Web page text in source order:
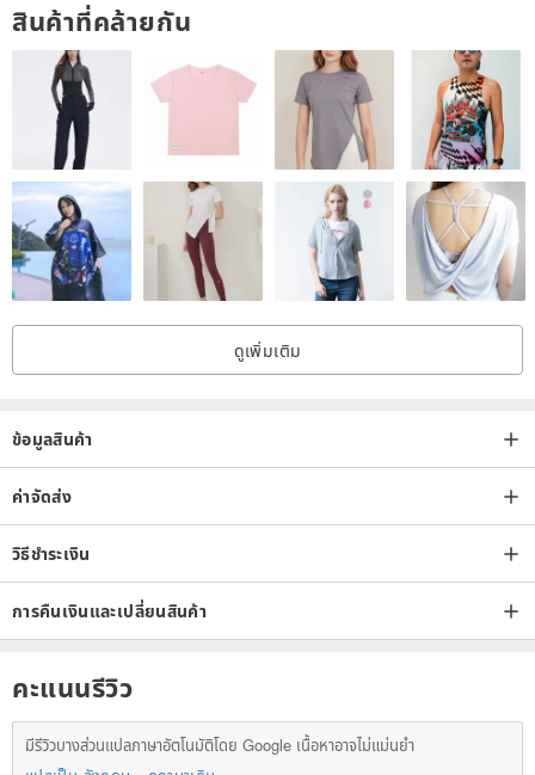
www.pinkoi.com/product/7urmdu8n
Customised Name Tag
www.pinkoi.com/product/S7SMk3U5
< Packaging >
* Maintenance Card
Color of the Gift box will be sent by random. Please tell us if you
need specific color of the gift box.
----------------
< Use and maintenance >
สินค้าที่คล้ายกัน
ดูเพิ่มเติม
ข้อมูลสินค้า
ค่าจัดส่ง
วิธีชำระเงิน
การคืนเงินและเปลี่ยนสินค้า
คะแนนรีวิว
มีรีวิวบางส่วนแปลภาษาอัตโนมัติโดย Google เนื้อหาอาจไม่แม่นยำ